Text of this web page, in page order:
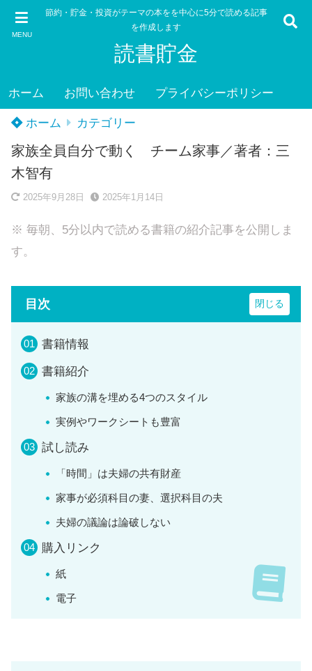
MENU
節約・貯金・投資がテーマの本をを中心に5分で読める記事
を作成します
読書貯金
ホーム お問い合わせ プライバシーポリシー
ホーム カテゴリー
家族全員自分で動く チーム家事／著者：三
木智有
2025年9月28日 2025年1月14日
※ 毎朝、5分以内で読める書籍の紹介記事を公開しま
す。
目次
書籍情報
書籍紹介
家族の溝を埋める4つのスタイル
実例やワークシートも豊富
試し読み
「時間」は夫婦の共有財産
家事が必須科目の妻、選択科目の夫
夫婦の議論は論破しない
購入リンク
紙
電子